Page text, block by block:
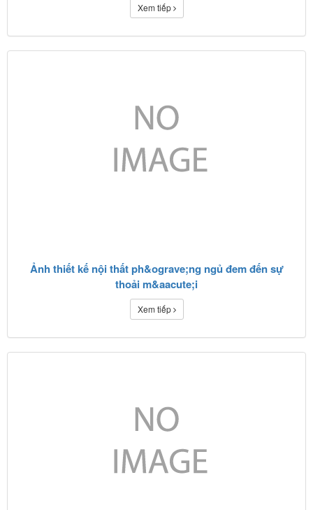
Xem tiếp
Ảnh thiết kế nội thất ph&ograve;ng ngủ đem đến sự
thoải m&aacute;i
Xem tiếp